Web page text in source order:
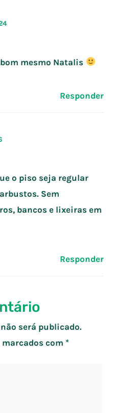
mesmo Natalis
Responder
o piso seja regular
Sem
bancos e lixeiras em
Responder
será publicado.
com *